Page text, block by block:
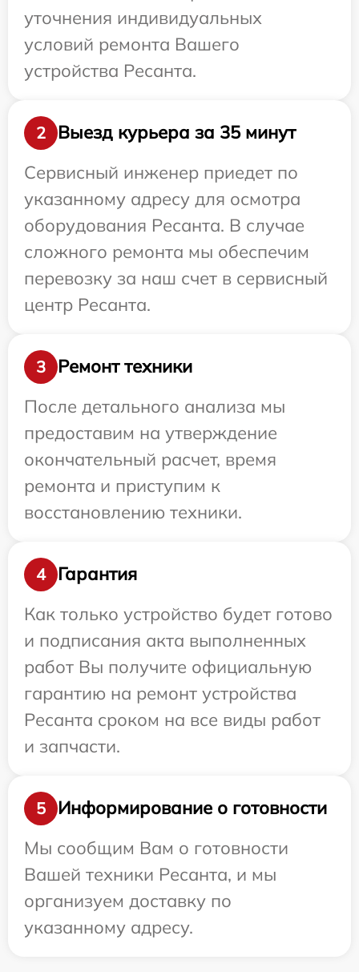
уточнения индивидуальных
условий ремонта Вашего
устройства Ресанта.
2
Выезд курьера за 35 минут
Сервисный инженер приедет по
указанному адресу для осмотра
оборудования Ресанта. В случае
сложного ремонта мы обеспечим
перевозку за наш счет в сервисный
центр Ресанта.
3
Ремонт техники
После детального анализа мы
предоставим на утверждение
окончательный расчет, время
ремонта и приступим к
восстановлению техники.
4
Гарантия
Как только устройство будет готово
и подписания акта выполненных
работ Вы получите официальную
гарантию на ремонт устройства
Ресанта сроком на все виды работ
и запчасти.
5
Информирование о готовности
Мы сообщим Вам о готовности
Вашей техники Ресанта, и мы
организуем доставку по
указанному адресу.